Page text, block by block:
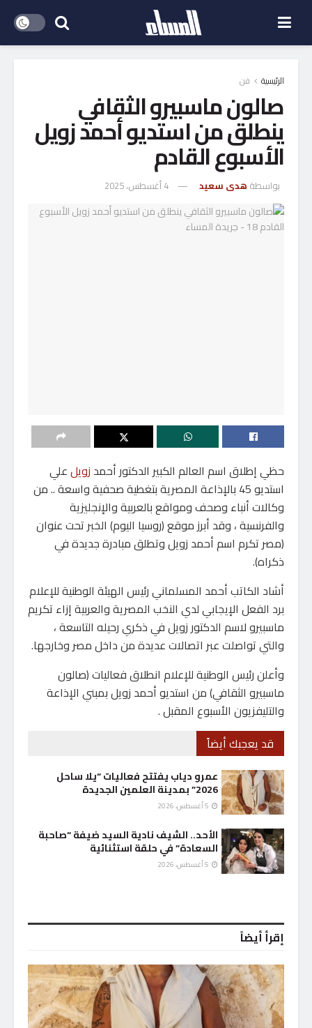
الرئيسية فن
صالون ماسبيرو الثقافي
ينطلق من استديو أحمد زويل
الأسبوع القادم
بواسطة هدى سعيد 4 أغسطس، 2025
حظي إطلاق اسم العالم الكبير الدكتور أحمد زويلعلي
استديو 45 بالإذاعة المصرية بتغطية صحفية واسعة .. من
وكالات أنباء وصحف ومواقع بالعربية والإنجليزية
والفرنسية ، وقد أبرز موقع (روسيا اليوم) الخبر تحت عنوان
(مصر تكرم اسم أحمد زويل وتطلق مبادرة جديدة في
ذكراه).
أشاد الكاتب أحمد المسلماني رئيس الهيئة الوطنية للإعلام
برد الفعل الإيجابي لدي النخب المصرية والعربية إزاء تكريم
ماسبيرو لاسم الدكتور زويل في ذكري رحيله التاسعة ،
والتي تواصلت عبر اتصالات عديدة من داخل مصر وخارجها.
وأعلن رئيس الوطنية للإعلام انطلاق فعاليات (صالون
ماسبيرو الثقافي) من استديو أحمد زويل بمبني الإذاعة
والتليفزيون الأسبوع المقبل .
قد يعجبك أيضاً
عمرو دياب يفتتح فعاليات “يلا ساحل
2026” بمدينة العلمين الجديدة
الأحد.. الشيف نادية السيد ضيفة “صاحبة
السعادة” في حلقة استثنائية
إقرأ أيضاً